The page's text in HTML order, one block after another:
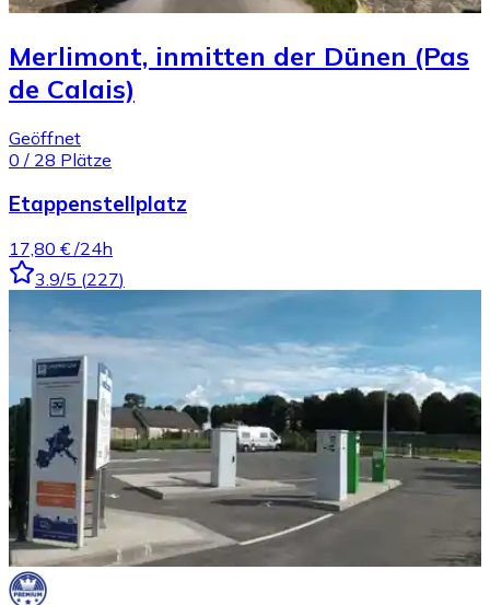
Merlimont, inmitten der Dünen (Pas
de Calais)
Geöffnet
0 / 28 Plätze
Etappenstellplatz
17,80 € /24h
3.9/5 (227)